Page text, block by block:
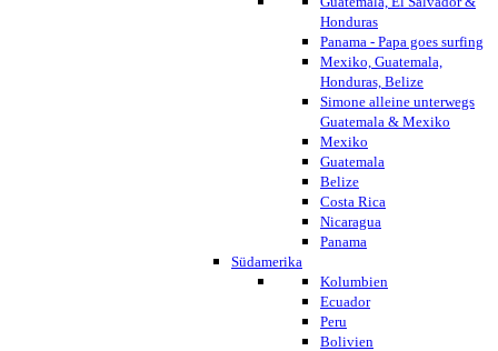
Honduras
Panama - Papa goes surfing
Mexiko, Guatemala,
Honduras, Belize
Simone alleine unterwegs
Guatemala & Mexiko
Mexiko
Guatemala
Belize
Costa Rica
Nicaragua
Panama
Südamerika
Kolumbien
Ecuador
Peru
Bolivien